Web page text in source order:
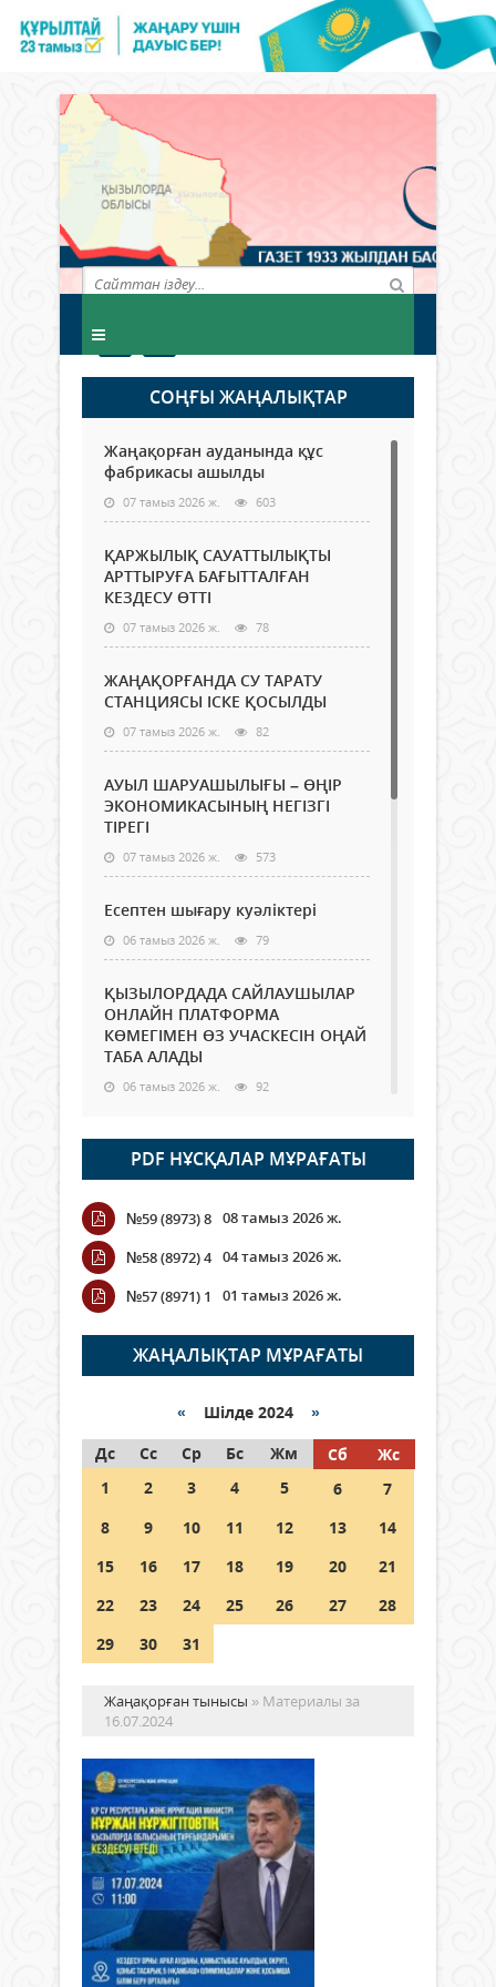
СОҢҒЫ ЖАҢАЛЫҚТАР
Жаңақорған ауданында құс
фабрикасы ашылды
07 тамыз 2026 ж. 603
ҚАРЖЫЛЫҚ САУАТТЫЛЫҚТЫ
АРТТЫРУҒА БАҒЫТТАЛҒАН
КЕЗДЕСУ ӨТТІ
07 тамыз 2026 ж. 78
ЖАҢАҚОРҒАНДА СУ ТАРАТУ
СТАНЦИЯСЫ ІСКЕ ҚОСЫЛДЫ
07 тамыз 2026 ж. 82
АУЫЛ ШАРУАШЫЛЫҒЫ – ӨҢІР
ЭКОНОМИКАСЫНЫҢ НЕГІЗГІ
ТІРЕГІ
07 тамыз 2026 ж. 573
Есептен шығару куәліктері
06 тамыз 2026 ж. 79
ҚЫЗЫЛОРДАДА САЙЛАУШЫЛАР
ОНЛАЙН ПЛАТФОРМА
КӨМЕГІМЕН ӨЗ УЧАСКЕСІН ОҢАЙ
ТАБА АЛАДЫ
06 тамыз 2026 ж. 92
Open Air: Қызылорда облысы
полиция департаменті 20
мыңнан астам көрерменнің
қауіпсіздігін қамтамасыз етті
06 тамыз 2026 ж.
Wi-Fi ҚАБЫРҒА АРҚЫЛЫ ҚАЛАЙ
ӨТЕДІ?
06 тамыз 2026 ж. 269
граждане Казахстана,
05 тамыз 2026 ж. 151
азаматтары қалай дауыс бере
алады?
PDF НҰСҚАЛАР МҰРАҒАТЫ
№59 (8973) 8 08 тамыз 2026 ж.
№58 (8972) 4 04 тамыз 2026 ж.
№57 (8971) 1
01 тамыз 2026 ж.
ЖАҢАЛЫҚТАР МҰРАҒАТЫ
« Шілде 2024 »
Дс
Сс Ср Бс Жм Сб
Жс
1
2 3 4 5 6
7
8
9 10 11 12 13
14
15
16 17 18 19 20
21
22
23 24 25 26 27
28
29
30 31
Жаңақорған тынысы » Материалы за
16.07.2024